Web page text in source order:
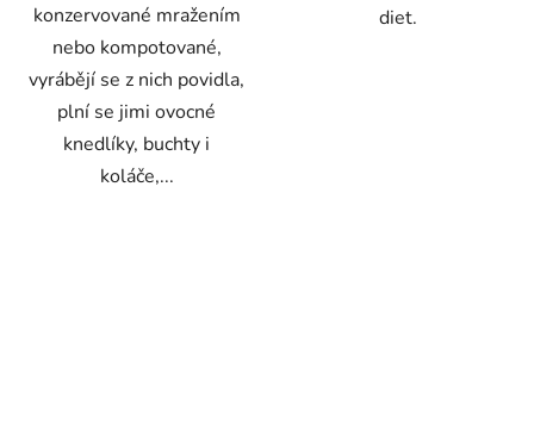
konzervované mražením
nebo kompotované,
vyrábějí se z nich povidla,
plní se jimi ovocné
knedlíky, buchty i
koláče,...
diet.